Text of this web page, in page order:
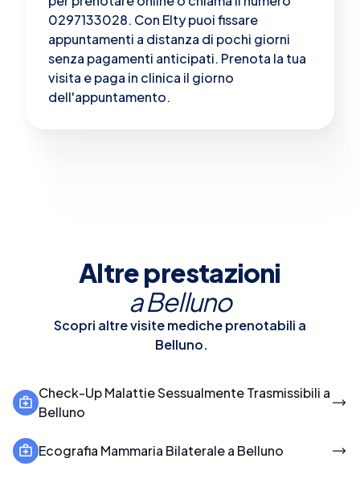
0297133028. Con Elty puoi fissare
appuntamenti a distanza di pochi giorni
senza pagamenti anticipati. Prenota la tua
visita e paga in clinica il giorno
dell'appuntamento.
Altre prestazioni
aBelluno
Scopri altre visite mediche prenotabili a
Belluno.
Check-Up Malattie Sessualmente Trasmissibili a
Belluno
Ecografia Mammaria Bilaterale a Belluno